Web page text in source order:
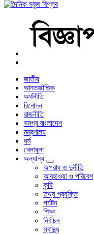
বাংলা নিউজ পেপার
জাতীয়
আন্তর্জাতিক
অর্থনীতি
বিনোদন
রাজনীতি
সমগ্র বাংলাদেশ
মন্ত্রণালয়
ধর্ম
খেলাধুলা
অন্যান্য
অপরাধ ও দুর্নীতি
আবহাওয়া ও পরিবেশ
কৃষি
তথ্য প্রযুক্তি
পর্যটন
শিক্ষা
নির্বাচন
স্বাস্থ্য